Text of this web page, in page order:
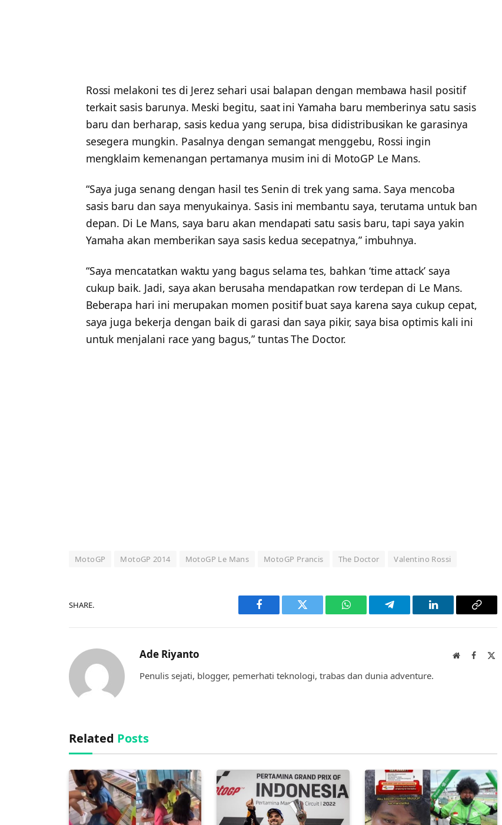
Rossi melakoni tes di Jerez sehari usai balapan dengan membawa hasil positif
terkait sasis barunya. Meski begitu, saat ini Yamaha baru memberinya satu sasis
baru dan berharap, sasis kedua yang serupa, bisa didistribusikan ke garasinya
sesegera mungkin. Pasalnya dengan semangat menggebu, Rossi ingin
mengklaim kemenangan pertamanya musim ini di MotoGP Le Mans.
“Saya juga senang dengan hasil tes Senin di trek yang sama. Saya mencoba
sasis baru dan saya menyukainya. Sasis ini membantu saya, terutama untuk ban
depan. Di Le Mans, saya baru akan mendapati satu sasis baru, tapi saya yakin
Yamaha akan memberikan saya sasis kedua secepatnya,” imbuhnya.
“Saya mencatatkan waktu yang bagus selama tes, bahkan ‘time attack’ saya
cukup baik. Jadi, saya akan berusaha mendapatkan row terdepan di Le Mans.
Beberapa hari ini merupakan momen positif buat saya karena saya cukup cepat,
saya juga bekerja dengan baik di garasi dan saya pikir, saya bisa optimis kali ini
untuk menjalani race yang bagus,” tuntas The Doctor.
MotoGP MotoGP 2014 MotoGP Le Mans MotoGP Prancis The Doctor Valentino Rossi
SHARE.
Facebook Twitter WhatsAppTelegram LinkedIn Copy
Ade Riyanto Website
Penulis sejati, blogger, pemerhati teknologi, trabas dan dunia adventure.
Related Posts